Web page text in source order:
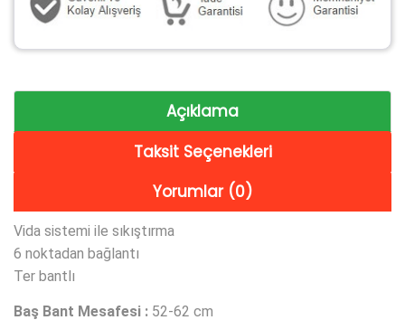
Açıklama
Taksit Seçenekleri
Yorumlar (0)
Vida sistemi ile sıkıştırma
6 noktadan bağlantı
Ter bantlı
Baş Bant Mesafesi : 52-62 cm